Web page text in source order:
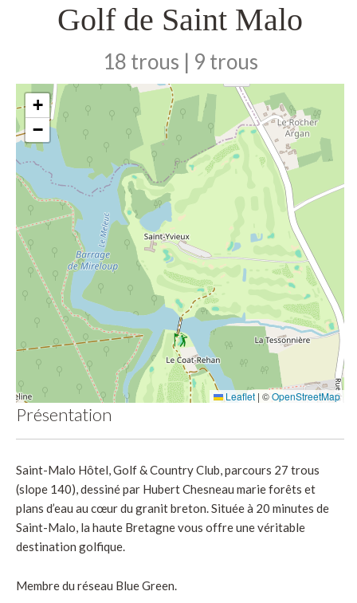
Golf de Saint Malo
18 trous | 9 trous
+
−
Leaflet | ©OpenStreetMap
Présentation
Saint-Malo Hôtel, Golf & Country Club, parcours 27 trous
(slope 140), dessiné par Hubert Chesneau marie forêts et
plans d’eau au cœur du granit breton. Située à 20 minutes de
Saint-Malo, la haute Bretagne vous offre une véritable
destination golfique.
Membre du réseau Blue Green.